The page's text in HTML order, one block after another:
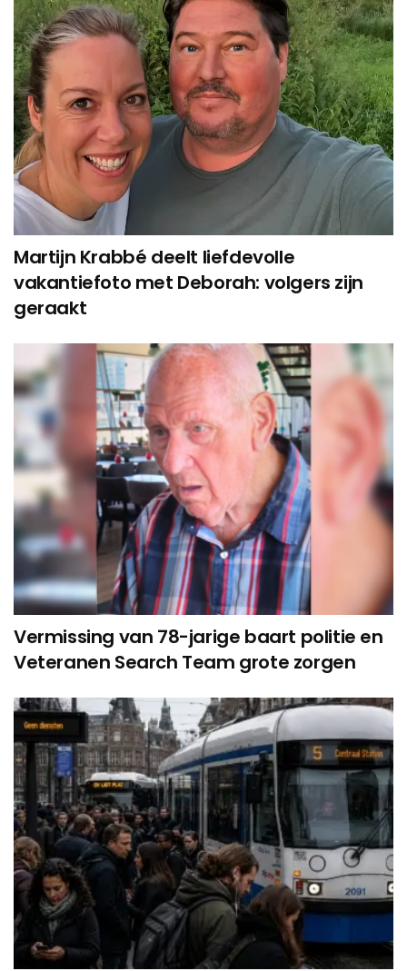
Martijn Krabbé deelt liefdevolle
vakantiefoto met Deborah: volgers zijn
geraakt
Vermissing van 78-jarige baart politie en
Veteranen Search Team grote zorgen